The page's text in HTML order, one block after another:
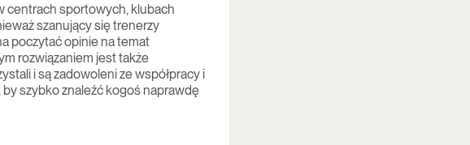
centrach sportowych, klubach
szanujący się trenerzy
poczytać opinie na temat
rozwiązaniem jest także
i są zadowoleni ze współpracy i
szybko znaleźć kogoś naprawdę